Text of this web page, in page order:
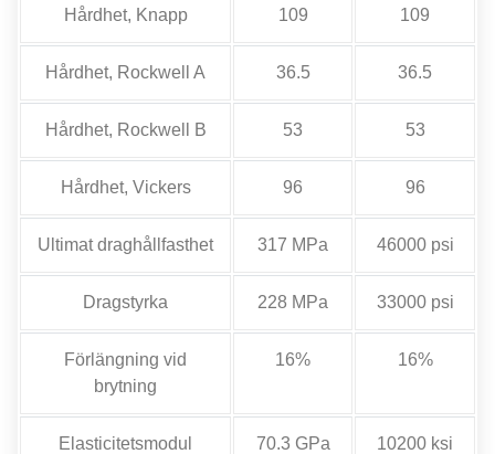
Hårdhet, Knapp 109 109
Hårdhet, Rockwell A 36.5 36.5
Hårdhet, Rockwell B 53 53
Hårdhet, Vickers 96 96
Ultimat draghållfasthet 317 MPa 46000 psi
Dragstyrka 228 MPa 33000 psi
Förlängning vid
brytning
16% 16%
Elasticitetsmodul 70.3 GPa 10200 ksi